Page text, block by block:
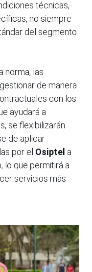
técnicas,
no siempre
del segmento
norma, las
de manera
con los
ayudará a
se flexibilizarán
de aplicar
por el Osiptel a
lo que permitirá a
servicios más